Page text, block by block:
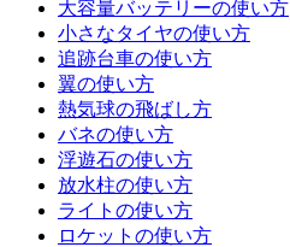
大容量バッテリーの使い方
小さなタイヤの使い方
追跡台車の使い方
翼の使い方
熱気球の飛ばし方
バネの使い方
浮遊石の使い方
放水柱の使い方
ライトの使い方
ロケットの使い方